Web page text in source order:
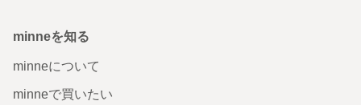
minneを知る
minneについて
minneで買いたい